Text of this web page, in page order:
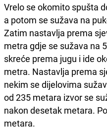
Vrelo se okomito spušta
a potom se sužava na
Zatim nastavlja prema
metra gdje se sužava na
skreće prema jugu i ide
metra. Nastavlja prema
nekim se dijelovima
od 235 metara izvor se
nakon desetak metara.
metara.